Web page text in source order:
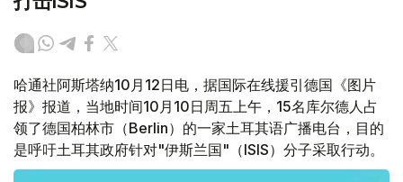
哈通社阿斯塔纳10月12日电，据国际在线援引德国《图片
报》报道，当地时间10月10日周五上午，15名库尔德人占
领了德国柏林市（Berlin）的一家土耳其语广播电台，目的
是呼吁土耳其政府针对"伊斯兰国"（ISIS）分子采取行动。